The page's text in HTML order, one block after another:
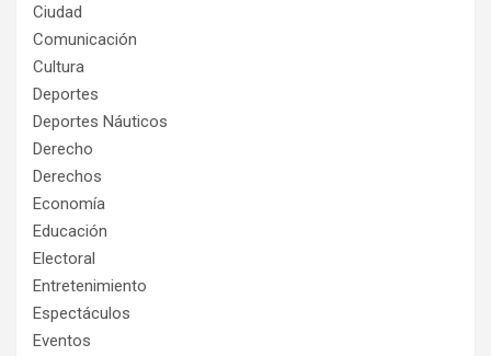
Ciudad
Comunicación
Cultura
Deportes
Deportes Náuticos
Derecho
Derechos
Economía
Educación
Electoral
Entretenimiento
Espectáculos
Eventos